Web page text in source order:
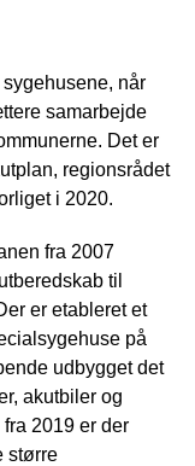
når
samarbejde
Det er
regionsrådet
i 2020.
fra 2007
til
er etableret et
på
udbygget det
akutbiler og
2019 er der
større